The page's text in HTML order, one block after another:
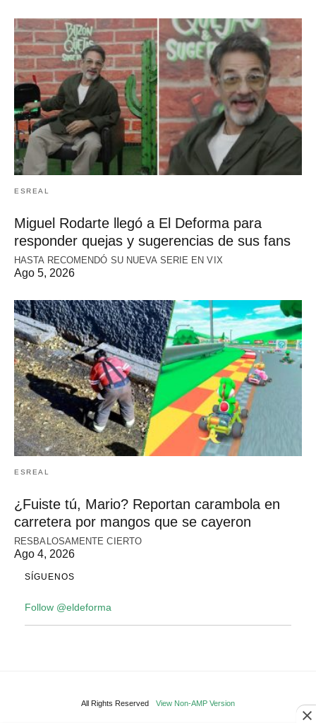
ESREAL
Miguel Rodarte llegó a El Deforma para
responder quejas y sugerencias de sus fans
HASTA RECOMENDÓ SU NUEVA SERIE EN VIX
Ago 5, 2026
ESREAL
¿Fuiste tú, Mario? Reportan carambola en
carretera por mangos que se cayeron
RESBALOSAMENTE CIERTO
Ago 4, 2026
SÍGUENOS
Follow @eldeforma
All Rights Reserved View Non-AMP Version